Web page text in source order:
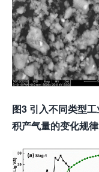
图3 引入不同类型
积产气量的变化规律